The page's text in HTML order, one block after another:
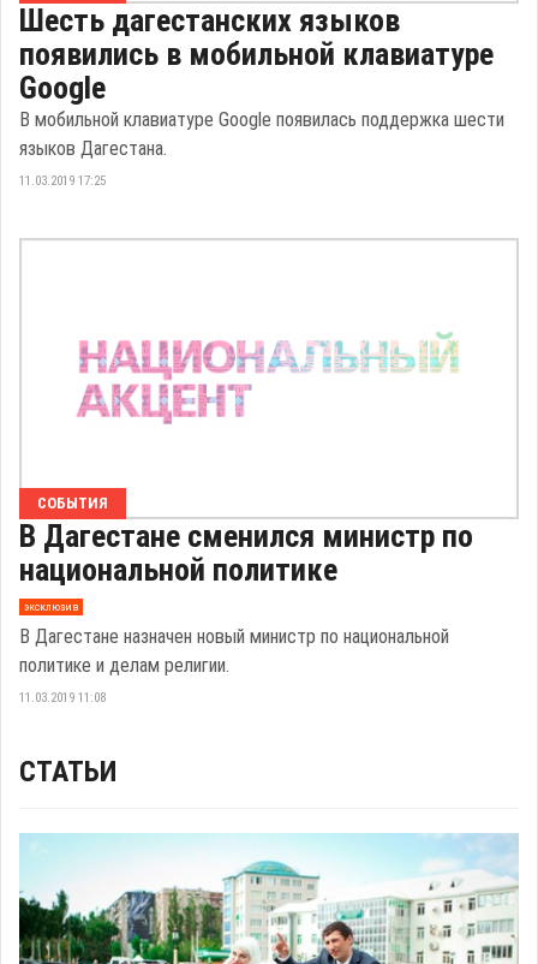
Шесть дагестанских языков
появились в мобильной клавиатуре
Google
В мобильной клавиатуре Google появилась поддержка шести
языков Дагестана.
11.03.2019 17:25
СОБЫТИЯ
В Дагестане сменился министр по
национальной политике
эксклюзив
В Дагестане назначен новый министр по национальной
политике и делам религии.
11.03.2019 11:08
СТАТЬИ